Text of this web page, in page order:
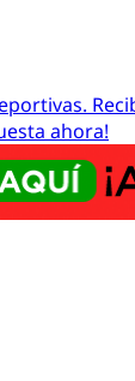
ahora!